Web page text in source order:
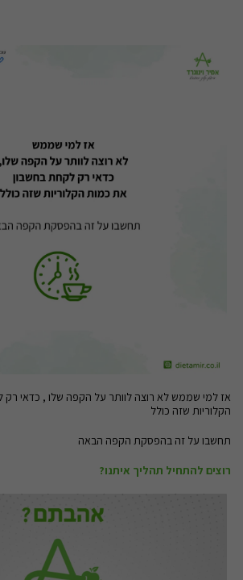
אז למי שממש לא רוצה לוותר על הקפה שלו , כדאי
הקלוריות שזה כולל
תחשבו על זה בהפסקת הקפה הבאה
רוצים להתחיל תהליך איתנו?